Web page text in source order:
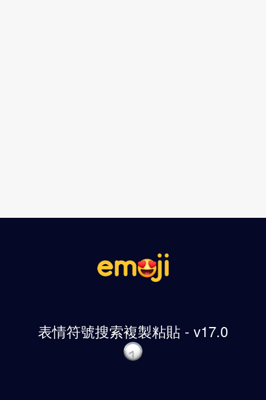
表情符號搜索複製粘貼 - v17.0